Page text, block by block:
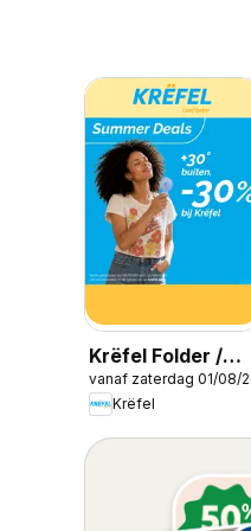
Krëfel Folder /
Publicité
vanaf zaterdag 01/08/
Krëfel